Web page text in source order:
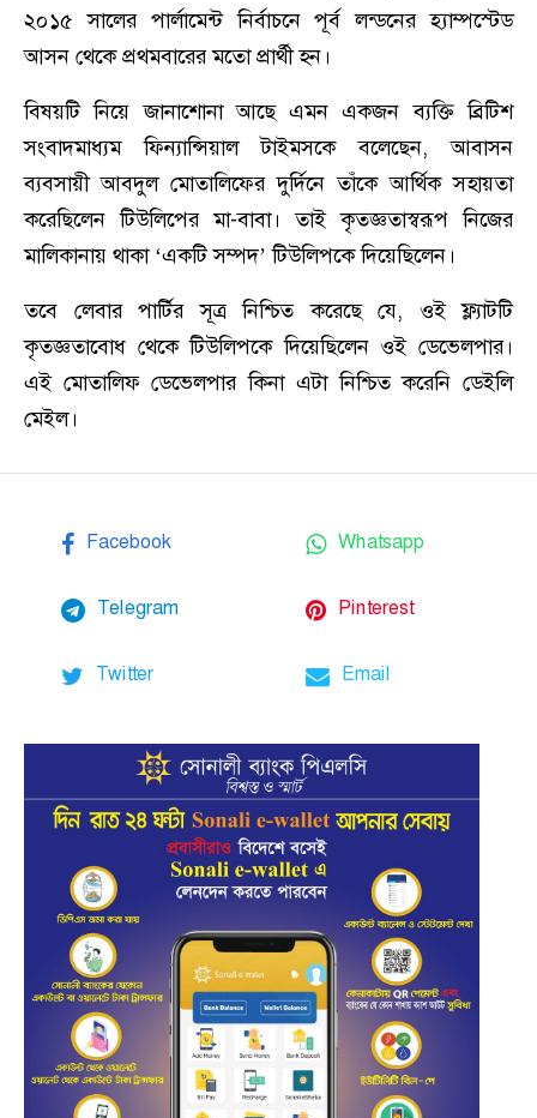
২০১৫ সালের পার্লামেন্ট নির্বাচনে পূর্ব লন্ডনের হ্যাম্পস্টেড
আসন থেকে প্রথমবারের মতো প্রার্থী হন।
বিষয়টি নিয়ে জানাশোনা আছে এমন একজন ব্যক্তি ব্রিটিশ
সংবাদমাধ্যম ফিন্যান্সিয়াল টাইমসকে বলেছেন, আবাসন
ব্যবসায়ী আবদুল মোতালিফের দুর্দিনে তাঁকে আর্থিক সহায়তা
করেছিলেন টিউলিপের মা-বাবা। তাই কৃতজ্ঞতাস্বরূপ নিজের
মালিকানায় থাকা ‘একটি সম্পদ’ টিউলিপকে দিয়েছিলেন।
তবে লেবার পার্টির সূত্র নিশ্চিত করেছে যে, ওই ফ্ল্যাটটি
কৃতজ্ঞতাবোধ থেকে টিউলিপকে দিয়েছিলেন ওই ডেভেলপার।
এই মোতালিফ ডেভেলপার কিনা এটা নিশ্চিত করেনি ডেইলি
মেইল।
Facebook Whatsapp
Telegram Pinterest
Twitter Email